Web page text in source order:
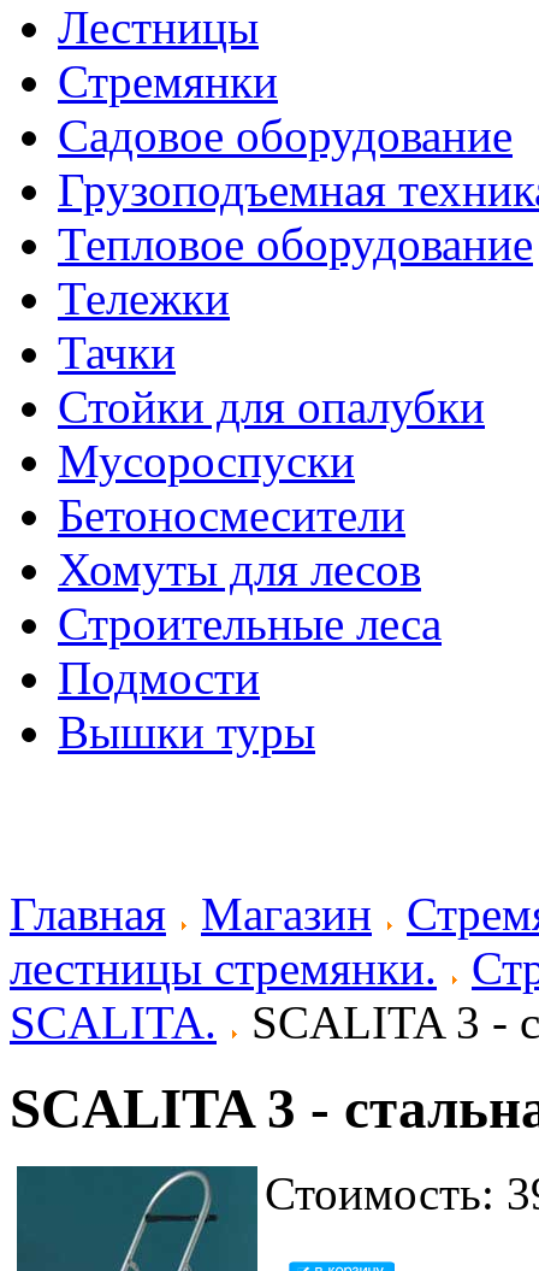
Лестницы
Стремянки
Садовое оборудование
Грузоподъемная
Тепловое оборудование
Тележки
Тачки
Стойки для опалубки
Мусороспуски
Бетоносмесители
Хомуты для лесов
Строительные леса
Подмости
Вышки туры
Главная Магазин
лестницы стремянки.
SCALITA.
SCALITA 3 -
SCALITA 3 -
Стоимость: